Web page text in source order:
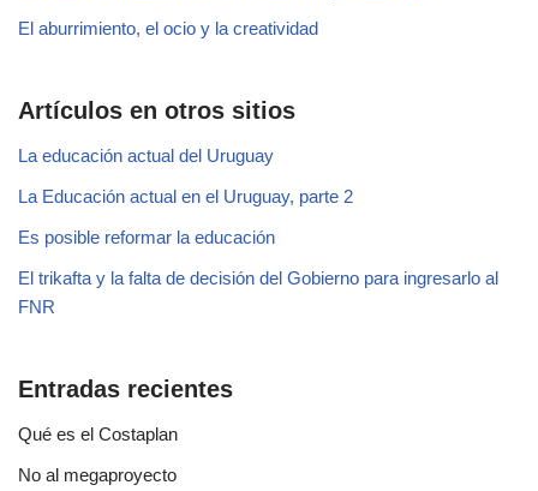
El aburrimiento, el ocio y la creatividad
Artículos en otros sitios
La educación actual del Uruguay
La Educación actual en el Uruguay, parte 2
Es posible reformar la educación
El trikafta y la falta de decisión del Gobierno para ingresarlo al
FNR
Entradas recientes
Qué es el Costaplan
No al megaproyecto